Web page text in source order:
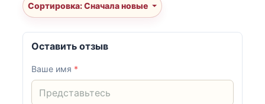
Сортировка: Сначала новые
Оставить отзыв
Ваше имя *